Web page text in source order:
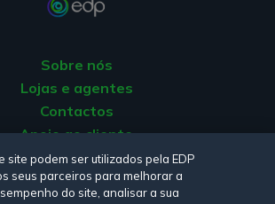
Sobre nós
Lojas e agentes
Contactos
Apoio ao cliente
Origem da energia
Livro de reclamações
site podem ser utilizados pela EDP
seus parceiros para melhorar a
do site, analisar a sua